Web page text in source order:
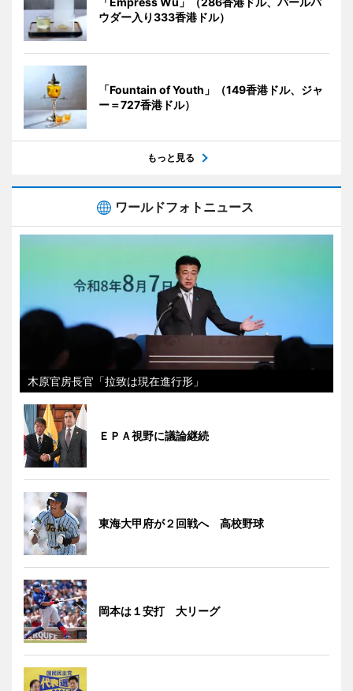
ウダー入り333香港ドル）
「Fountain of Youth」（149香港ドル、ジャ
ー＝727香港ドル）
もっと見る
ワールドフォトニュース
木原官房長官「拉致は現在進行形」
ＥＰＡ視野に議論継続
東海大甲府が２回戦へ 高校野球
岡本は１安打 大リーグ